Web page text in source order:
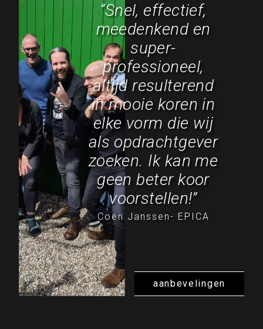
“Snel, effectief,
meedenkend en
super-
professioneel,
altijd resulterend
in mooie koren in
elke vorm die wij
als opdrachtgever
zoeken. Ik kan me
geen beter koor
voorstellen!”
Coen Janssen- EPICA
aanbevelingen